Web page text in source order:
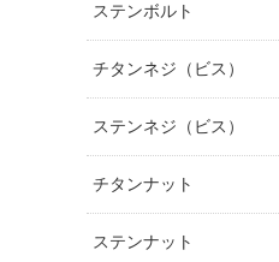
ステンボルト
チタンネジ（ビス）
ステンネジ（ビス）
チタンナット
ステンナット